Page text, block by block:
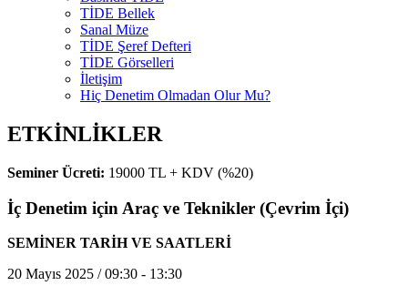
TİDE Bellek
Sanal Müze
TİDE Şeref Defteri
TİDE Görselleri
İletişim
Hiç Denetim Olmadan Olur Mu?
ETKİNLİKLER
Seminer Ücreti: 19000 TL + KDV (%20)
İç Denetim için Araç ve Teknikler (Çevrim İçi)
SEMİNER TARİH VE SAATLERİ
20 Mayıs 2025 / 09:30 - 13:30